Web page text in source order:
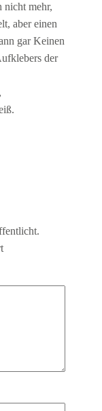
nicht mehr,
aber einen
gar Keinen
der